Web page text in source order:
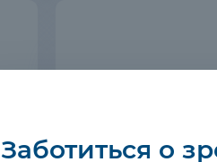
Заботиться о